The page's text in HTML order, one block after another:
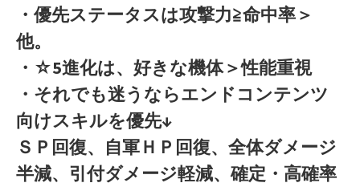
・優先ステータスは攻撃力≧命中率＞
他。
・☆5進化は、好きな機体＞性能重視
・それでも迷うならエンドコンテンツ
向けスキルを優先↓
ＳＰ回復、自軍ＨＰ回復、全体ダメージ
半減、引付ダメージ軽減、確定・高確率